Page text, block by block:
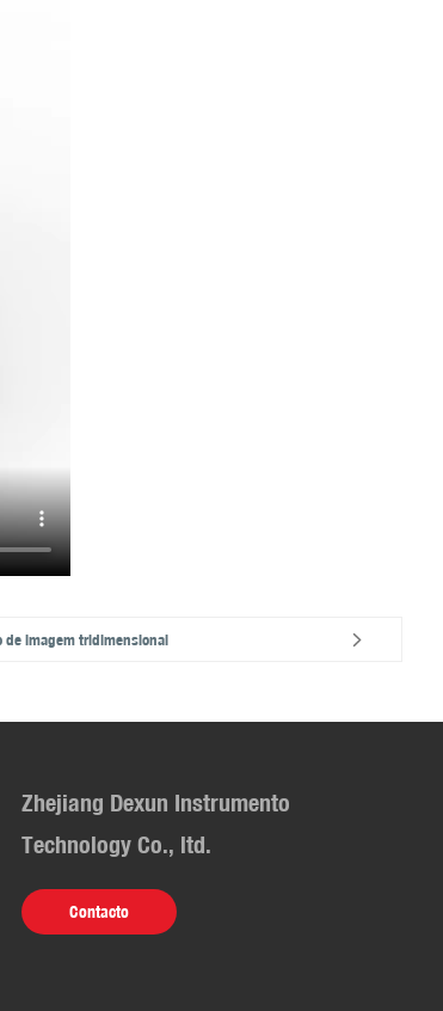
de imagem tridimensional
Zhejiang Dexun Instrumento
Technology Co., ltd.
Contacto